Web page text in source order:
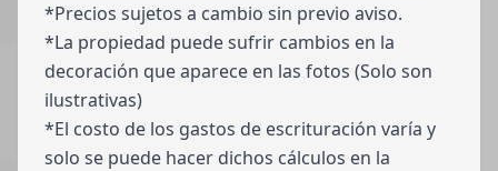
*Precios sujetos a cambio sin previo aviso.
*La propiedad puede sufrir cambios en la
decoración que aparece en las fotos (Solo son
ilustrativas)
*El costo de los gastos de escrituración varía y
solo se puede hacer dichos cálculos en la